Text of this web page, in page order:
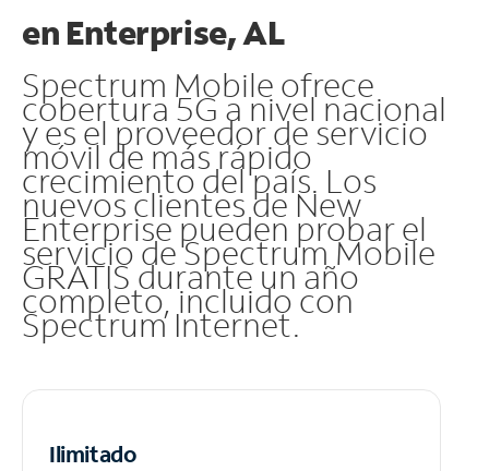
en Enterprise, AL
Spectrum Mobile ofrece
cobertura 5G a nivel nacional
y es el proveedor de servicio
móvil de más rápido
crecimiento del país. Los
nuevos clientes de New
Enterprise pueden probar el
servicio de Spectrum Mobile
GRATIS durante un año
completo, incluido con
Spectrum Internet.
Ilimitado